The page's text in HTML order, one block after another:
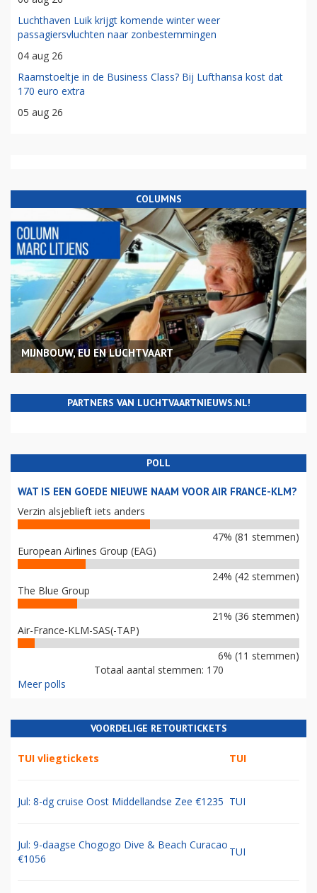
Luchthaven Luik krijgt komende winter weer
passagiersvluchten naar zonbestemmingen
04 aug 26
Raamstoeltje in de Business Class? Bij Lufthansa kost dat
170 euro extra
05 aug 26
COLUMNS
MIJNBOUW, EU EN LUCHTVAART
PARTNERS VAN LUCHTVAARTNIEUWS.NL!
POLL
WAT IS EEN GOEDE NIEUWE NAAM VOOR AIR FRANCE-KLM?
Verzin alsjeblieft iets anders
47% (81 stemmen)
European Airlines Group (EAG)
24% (42 stemmen)
The Blue Group
21% (36 stemmen)
Air-France-KLM-SAS(-TAP)
6% (11 stemmen)
Totaal aantal stemmen: 170
Meer polls
VOORDELIGE RETOURTICKETS
TUI vliegtickets TUI
Jul: 8-dg cruise Oost Middellandse Zee €1235 TUI
Jul: 9-daagse Chogogo Dive & Beach Curacao
€1056
TUI